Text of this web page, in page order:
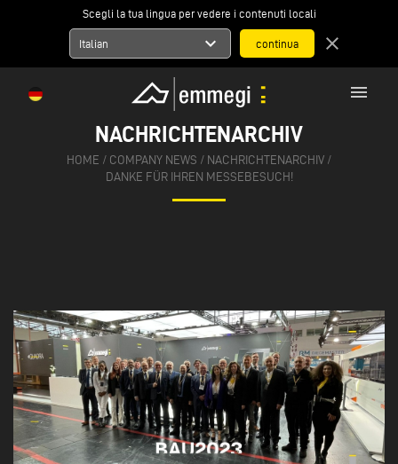
Scegli la tua lingua per vedere i contenuti locali
Italian expand_more close
menu
NACHRICHTENARCHIV
HOME / COMPANY NEWS / NACHRICHTENARCHIV /
DANKE FÜR IHREN MESSEBESUCH!